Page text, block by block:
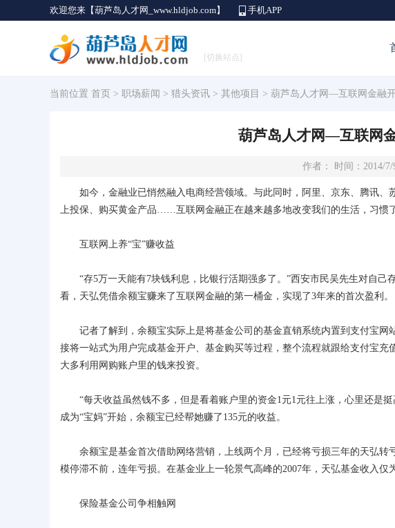
欢迎您来【葫芦岛人才网_www.hldjob.com】 手机APP
[切换站点]
当前位置 首页 > 职场薪闻 > 猎头资讯 > 其他项目 > 葫芦岛人才网—互联网金融
葫芦岛人才网—互联网
作者： 时间：2014/
如今，金融业已悄然融入电商经营领域。与此同时，阿里、京东、腾讯、
上投保、购买黄金产品……互联网金融正在越来越多地改变我们的生活，习惯
互联网上养“宝”赚收益
“存5万一天能有7块钱利息，比银行活期强多了。”西安市民吴先生对自己
看，天弘凭借余额宝赚来了互联网金融的第一桶金，实现了3年来的首次盈利。
记者了解到，余额宝实际上是将基金公司的基金直销系统内置到支付宝网
接将一站式为用户完成基金开户、基金购买等过程，整个流程就跟给支付宝
大多利用网购账户里的钱来投资。
“每天收益虽然钱不多，但是看着账户里的资金1元1元往上涨，心里还是挺
成为“宝妈”开始，余额宝已经帮她赚了135元的收益。
余额宝是基金首次借助网络营销，上线两个月，已经将亏损三年的天弘转
模停滞不前，连年亏损。在基金业上一轮景气高峰的2007年，天弘基金收入仅
保险基金公司争相触网